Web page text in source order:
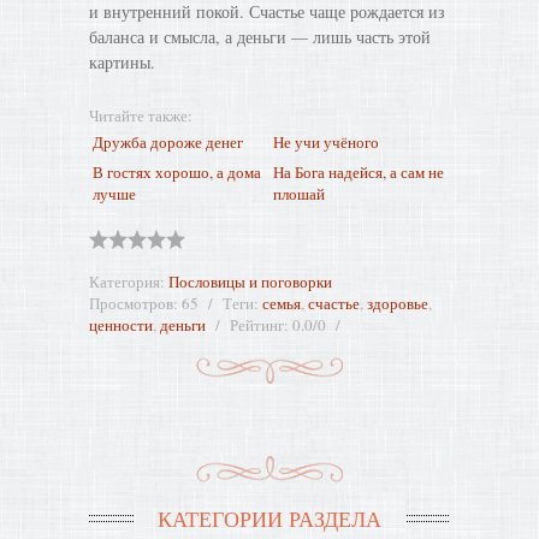
и внутренний покой. Счастье чаще рождается из
баланса и смысла, а деньги — лишь часть этой
картины.
Читайте также:
Дружба дороже денег
Не учи учёного
В гостях хорошо, а дома
лучше
На Бога надейся, а сам не
плошай
Категория: Пословицы и поговорки
Просмотров: 65 Теги: семья,счастье,здоровье,
ценности,деньги Рейтинг: 0.0/0
КАТЕГОРИИ РАЗДЕЛА